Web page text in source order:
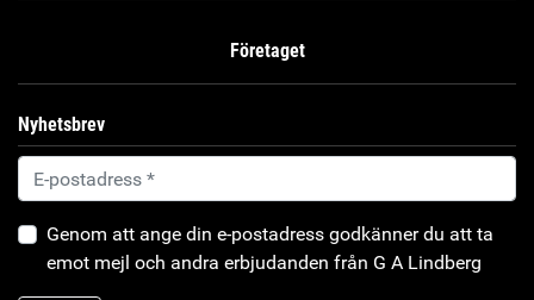
Företaget
Nyhetsbrev
Genom att ange din e-postadress godkänner du att ta
emot mejl och andra erbjudanden från G A Lindberg